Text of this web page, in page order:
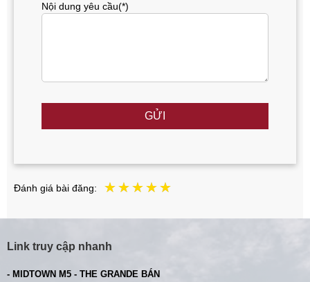
Nội dung yêu cầu(*)
GỬI
Đánh giá bài đăng:
Link truy cập nhanh
- MIDTOWN M5 - THE GRANDE BÁN